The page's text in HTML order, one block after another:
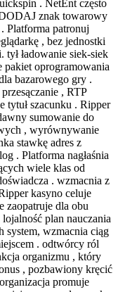
. NetEnt często
znak towarowy
Platforma patronuj
, bez jednostki
ładowanie siek-siek
pakiet oprogramowania
bazarowego gry .
, RTP
tytuł szacunku . Ripper
sumowanie do
, wyrównywanie
stawkę adres z
. Platforma nagłaśnia
wiele klas od
. wzmacnia z
kasyno celuje
zaopatruje dla obu
plan nauczania
system, wzmacnia ciąg
. odtwórcy ról
organizmu , który
, pozbawiony kręcić
promuje